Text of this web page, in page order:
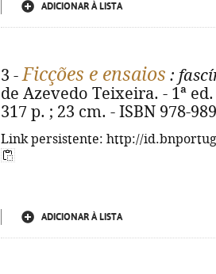
ADICIONAR À LISTA
3 -Ficções e ensaios :
de Azevedo Teixeira. - 1ª
317 p. ; 23 cm. - ISBN 978-
Link persistente: http://
ADICIONAR À LISTA